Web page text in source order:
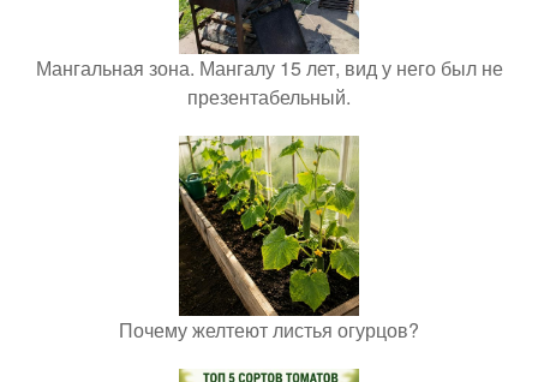
Мангальная зона. Мангалу 15 лет, вид у него был не
презентабельный.
Почему желтеют листья огурцов?